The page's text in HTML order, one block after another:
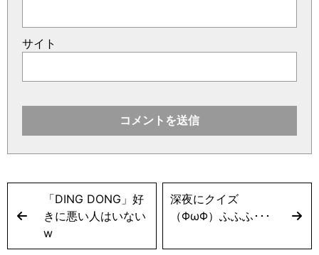
サイト
「DING DONG」好
きに悪い人はいない
w
深夜にクイズ
（ΦωΦ）ふふふ･･･